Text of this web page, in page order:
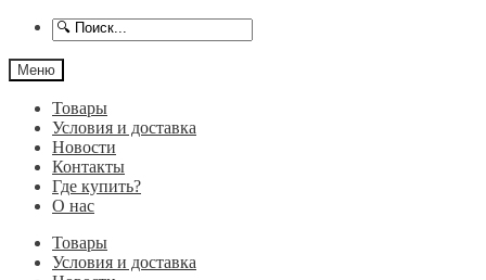
Меню
Товары
Условия и доставка
Новости
Контакты
Где купить?
О нас
Товары
Условия и доставка